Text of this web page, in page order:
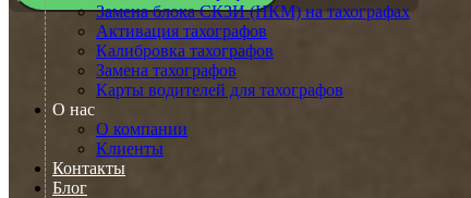
Замена блока СКЗИ (НКМ) на тахографах
Активация тахографов
Калибровка тахографов
Замена тахографов
Карты водителей для тахографов
О нас
О компании
Клиенты
Контакты
Блог